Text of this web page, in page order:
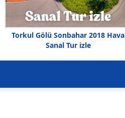
Torkul Gölü Sonbahar 2018 Hava
Sanal Tur izle